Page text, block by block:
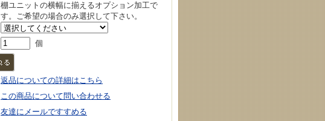
棚ユニットの横幅に揃えるオプション加工で
す。ご希望の場合のみ選択して下さい。
個
返品についての詳細はこちら
この商品について問い合わせる
友達にメールですすめる